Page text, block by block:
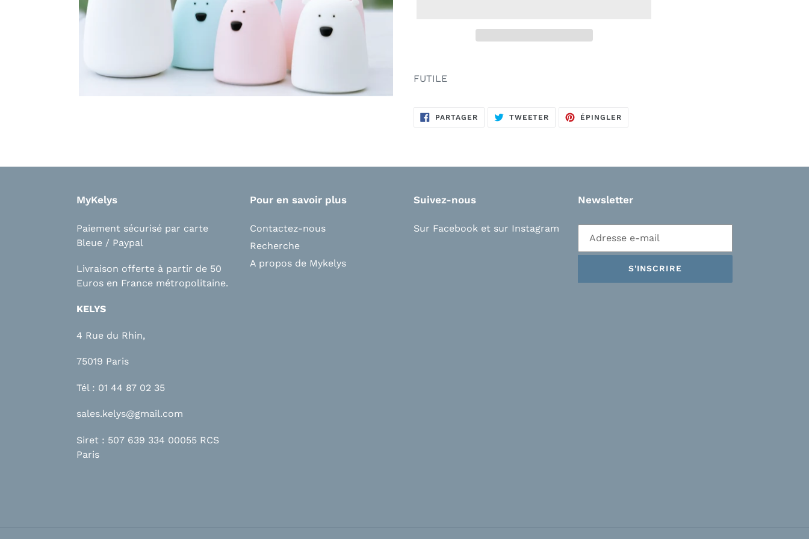
FUTILE
PARTAGERPARTAGERTWEETER TWEETERÉPINGLER
MyKelys
Paiement sécurisé par carte
Bleue / Paypal
Livraison offerte à partir de 50
Euros en France métropolitaine.
KELYS
4 Rue du Rhin,
75019 Paris
Tél : 01 44 87 02 35
sales.kelys@gmail.com
Siret : 507 639 334 00055 RCS
Paris
Pour en savoir plus
Contactez-nous
Recherche
A propos de Mykelys
Suivez-nous
Sur Facebook et sur Instagram
Newsletter
S'INSCRIRE